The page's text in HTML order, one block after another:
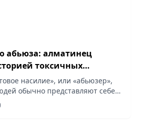
абьюза: алматинец
токсичных
насилие», или «абьюзер»,
обычно представляют себе
мужчину, который унижает и
у абьюза есть и «женское